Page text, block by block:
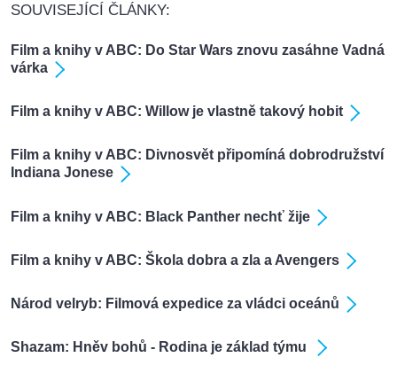
SOUVISEJÍCÍ ČLÁNKY:
Film a knihy v ABC: Do Star Wars znovu zasáhne Vadná
várka
Film a knihy v ABC: Willow je vlastně takový hobit
Film a knihy v ABC: Divnosvět připomíná dobrodružství
Indiana Jonese
Film a knihy v ABC: Black Panther nechť žije
Film a knihy v ABC: Škola dobra a zla a Avengers
Národ velryb: Filmová expedice za vládci oceánů
Shazam: Hněv bohů - Rodina je základ týmu